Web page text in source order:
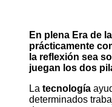
En plena Era de
prácticamente
la reflexión sea
juegan los dos
La tecnología
determinados